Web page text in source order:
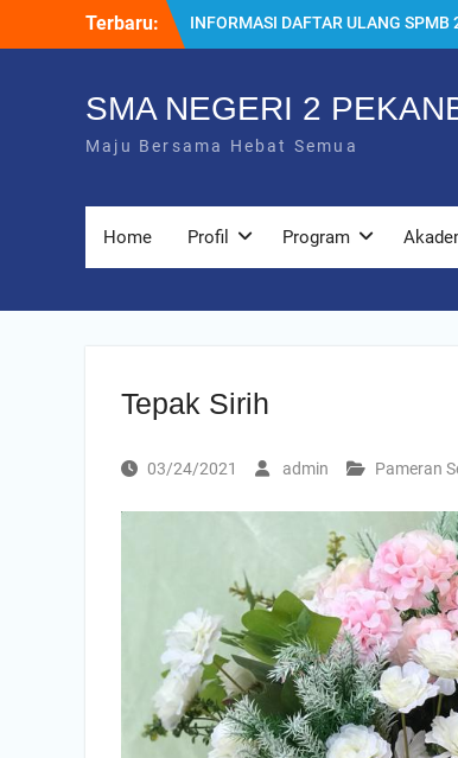
Terbaru:
INFORMASI DAFTAR ULANG SPMB
2026
2024/2025
SISTEM PENERIMAAN MURID BARU
(SPMB) 2025-2026
SMA NEGERI 2
Maju Bersama Hebat Semua
Home Profil Program
Tepak Sirih
03/24/2021 admin Pameran